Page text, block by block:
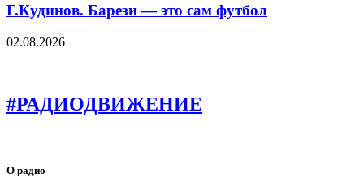
Г.Кудинов. Барези — это сам футбол
02.08.2026
#РАДИОДВИЖЕНИЕ
О радио